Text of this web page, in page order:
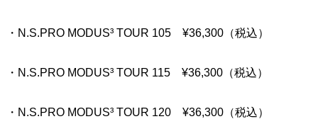
・N.S.PRO MODUS³ TOUR 105 ¥36,300（税込）
・N.S.PRO MODUS³ TOUR 115 ¥36,300（税込）
・N.S.PRO MODUS³ TOUR 120 ¥36,300（税込）